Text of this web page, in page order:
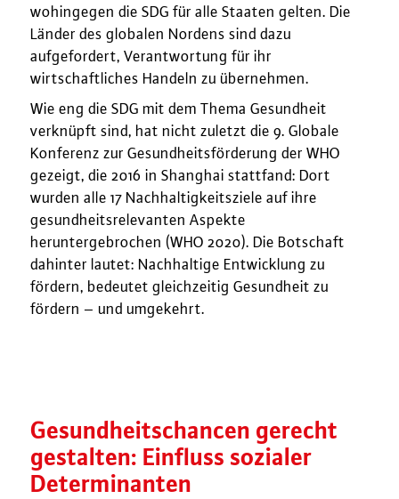
wohingegen die SDG für alle Staaten gelten. Die
Länder des globalen Nordens sind dazu
aufgefordert, Verantwortung für ihr
wirtschaftliches Handeln zu übernehmen.
Wie eng die SDG mit dem Thema Gesundheit
verknüpft sind, hat nicht zuletzt die 9. Globale
Konferenz zur Gesundheitsförderung der WHO
gezeigt, die 2016 in Shanghai stattfand: Dort
wurden alle 17 Nachhaltigkeitsziele auf ihre
gesundheitsrelevanten Aspekte
heruntergebrochen (WHO 2020). Die Botschaft
dahinter lautet: Nachhaltige Entwicklung zu
fördern, bedeutet gleichzeitig Gesundheit zu
fördern – und umgekehrt.
Gesundheitschancen gerecht
gestalten: Einfluss sozialer
Determinanten